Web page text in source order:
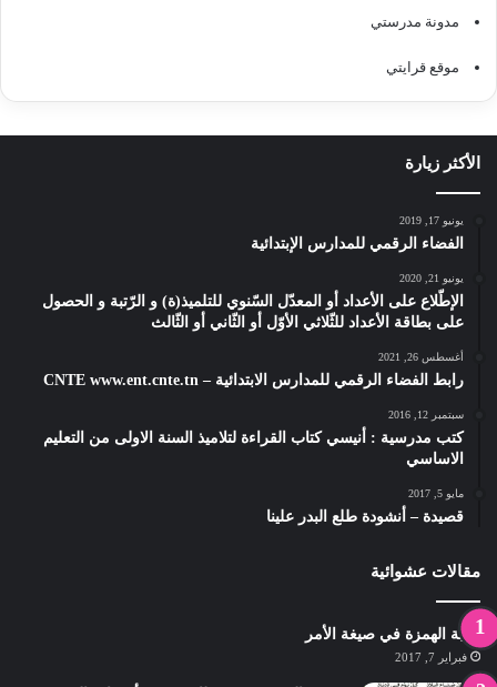
مدونة مدرستي
موقع قرايتي
الأكثر زيارة
يونيو 17, 2019
الفضاء الرقمي للمدارس الإبتدائية
يونيو 21, 2020
الإطّلاع على الأعداد أو المعدّل السّنوي للتلميذ(ة) و الرّتبة و الحصول
على بطاقة الأعداد للثّلاثي الأوّل أو الثّاني أو الثّالث
أغسطس 26, 2021
رابط الفضاء الرقمي للمدارس الابتدائية – CNTE www.ent.cnte.tn
سبتمبر 12, 2016
كتب مدرسية : أنيسي كتاب القراءة لتلاميذ السنة الاولى من التعليم
الاساسي
مايو 5, 2017
قصيدة – أنشودة طلع البدر علينا
مقالات عشوائية
كتابة الهمزة في صيغة الأمر
فبراير 7, 2017